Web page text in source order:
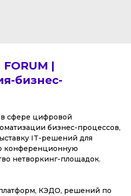
FORUM |
бизнес-
сфере цифровой
бизнес-процессов,
IT-решений для
конференционную
нетворкинг-площадок.
КЭДО, решений по